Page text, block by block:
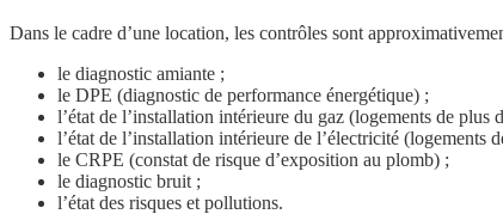
Dans le cadre d’une location, les contrôles sont
le diagnostic amiante ;
le DPE (diagnostic de performance énergétique) ;
l’état de l’installation intérieure du gaz (logements de plus
l’état de l’installation intérieure de l’électricité (logements
le CRPE (constat de risque d’exposition au plomb) ;
le diagnostic bruit ;
l’état des risques et pollutions.